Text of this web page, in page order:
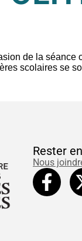
de la
scolaires se
Rester
Nous